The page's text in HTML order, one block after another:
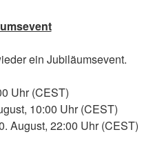
ein Jubiläumsevent.
Uhr (CEST)
10:00 Uhr (CEST)
August, 22:00 Uhr (CEST)